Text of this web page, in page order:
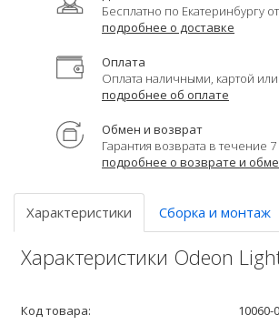
Бесплатно по Екатеринбургу
подробнее о доставке
Оплата
Оплата наличными, картой
подробнее об оплате
Обмен и возврат
Гарантия возврата в течение
подробнее о возврате и
Характеристики Сборка и монтаж
Характеристики Odeon
Код товара:
10060-